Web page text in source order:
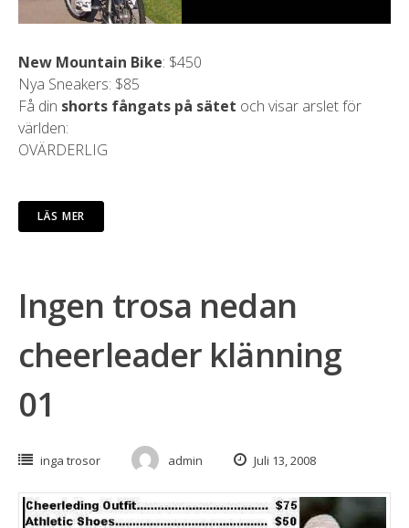
New Mountain Bike: $450
Nya Sneakers: $85
Få din shorts fångats på sätet och visar arslet för
världen:
OVÄRDERLIG
LÄS MER
Ingen trosa nedan
cheerleader klänning
01
inga trosor admin Juli 13, 2008